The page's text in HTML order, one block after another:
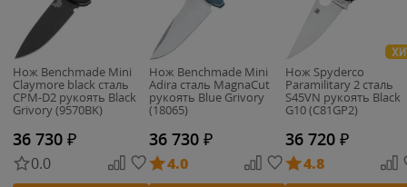
Нож Benchmade Mini
Claymore black сталь
CPM-D2 рукоять Black
Grivory (9570BK)
36 730 ₽
0.0
Нож Benchmade Mini
Adira сталь MagnaCut
рукоять Blue Grivory
(18065)
36 730 ₽
4.0
Нож Spyderco
Paramilitary 2 сталь
S45VN рукоять Black
G10 (C81GP2)
36 720 ₽
4.8